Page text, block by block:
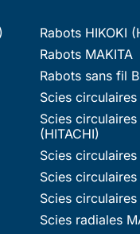
Rabots HIKOKI
Rabots MAKITA
Rabots sans fil
Scies circulaires
Scies circulaires
(HITACHI)
Scies circulaires
Scies
Scies circulaires
Scies radiales